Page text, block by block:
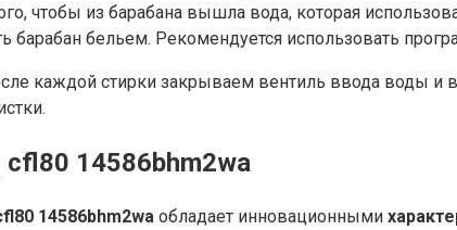
чтобы из барабана вышла вода, которая
барабан бельем. Рекомендуется использовать
каждой стирки закрываем вентиль ввода воды и
14586bhm2wa
14586bhm2wa обладает инновационными